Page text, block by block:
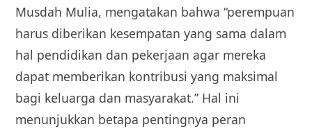
Musdah Mulia, mengatakan bahwa “perempuan
harus diberikan kesempatan yang sama dalam
hal pendidikan dan pekerjaan agar mereka
dapat memberikan kontribusi yang maksimal
bagi keluarga dan masyarakat.” Hal ini
menunjukkan betapa pentingnya peran